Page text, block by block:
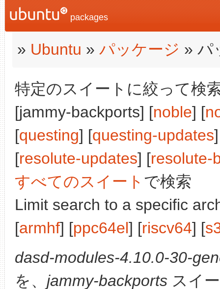
packages
» Ubuntu » パッケージ » パ
特定のスイートに絞って検
[jammy-backports] [noble] [
[questing] [questing-updates
[resolute-updates] [resolute-
すべてのスイート で検索
Limit search to a specific
[armhf] [ppc64el] [riscv64] [
dasd-modules-4.10.0-30-
を、 jammy-backports スイ